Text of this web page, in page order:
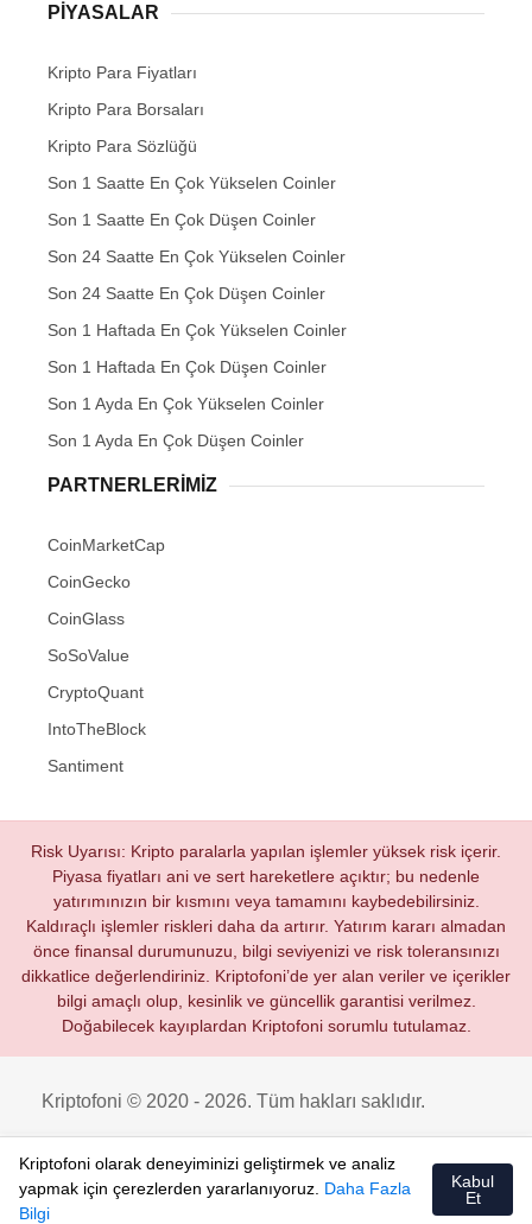
PIYASALAR
Kripto Para Fiyatları
Kripto Para Borsaları
Kripto Para Sözlüğü
Son 1 Saatte En Çok Yükselen Coinler
Son 1 Saatte En Çok Düşen Coinler
Son 24 Saatte En Çok Yükselen Coinler
Son 24 Saatte En Çok Düşen Coinler
Son 1 Haftada En Çok Yükselen Coinler
Son 1 Haftada En Çok Düşen Coinler
Son 1 Ayda En Çok Yükselen Coinler
Son 1 Ayda En Çok Düşen Coinler
PARTNERLERIMIZ
CoinMarketCap
CoinGecko
CoinGlass
SoSoValue
CryptoQuant
IntoTheBlock
Santiment
Risk Uyarısı: Kripto paralarla yapılan işlemler yüksek risk içerir.
Piyasa fiyatları ani ve sert hareketlere açıktır; bu nedenle
yatırımınızın bir kısmını veya tamamını kaybedebilirsiniz.
Kaldıraçlı işlemler riskleri daha da artırır. Yatırım kararı almadan
önce finansal durumunuzu, bilgi seviyenizi ve risk toleransınızı
dikkatlice değerlendiriniz. Kriptofoni’de yer alan veriler ve içerikler
bilgi amaçlı olup, kesinlik ve güncellik garantisi verilmez.
Doğabilecek kayıplardan Kriptofoni sorumlu tutulamaz.
Kriptofoni © 2020 - 2026. Tüm hakları saklıdır.
Kriptofoni olarak deneyiminizi geliştirmek ve analiz
yapmak için çerezlerden yararlanıyoruz. Daha Fazla
Bilgi
Kabul
Et